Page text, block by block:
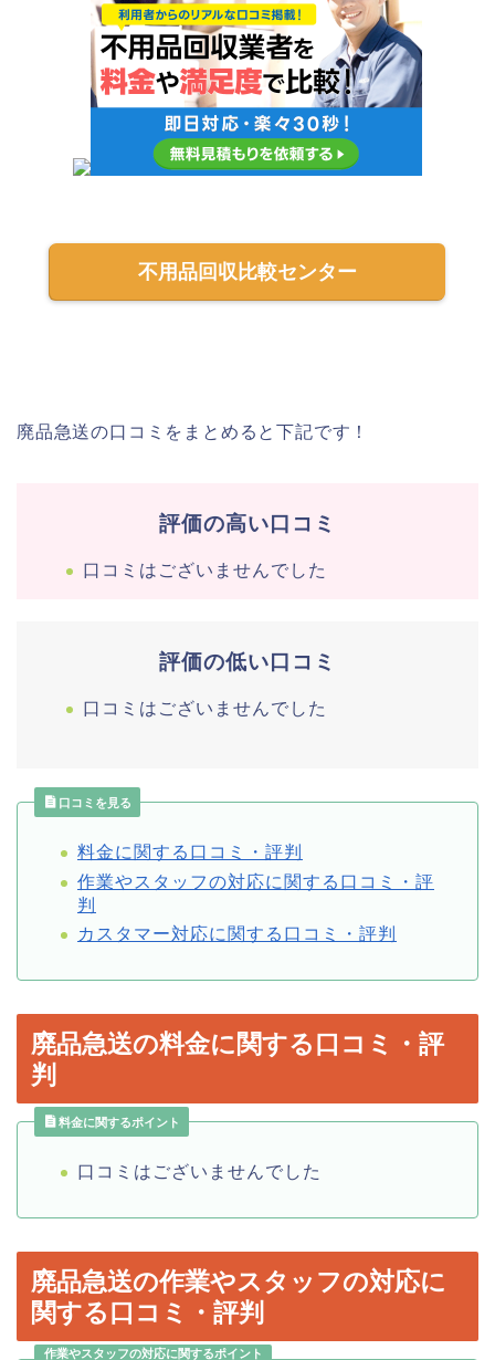
不用品回収比較センター
廃品急送の口コミをまとめると下記です！
評価の高い口コミ
口コミはございませんでした
評価の低い口コミ
口コミはございませんでした
口コミを見る
料金に関する口コミ・評判
作業やスタッフの対応に関する口コミ・評
判
カスタマー対応に関する口コミ・評判
廃品急送の料金に関する口コミ・評
判
料金に関するポイント
口コミはございませんでした
廃品急送の作業やスタッフの対応に
関する口コミ・評判
作業やスタッフの対応に関するポイント